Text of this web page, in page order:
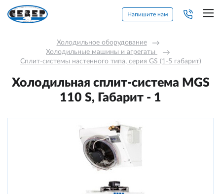
Напишите нам
Холодильное оборудование →
Холодильные машины и агрегаты →
Сплит-системы настенного типа, серия GS (1-5 габарит)
Холодильная сплит-система MGS
110 S, Габарит - 1